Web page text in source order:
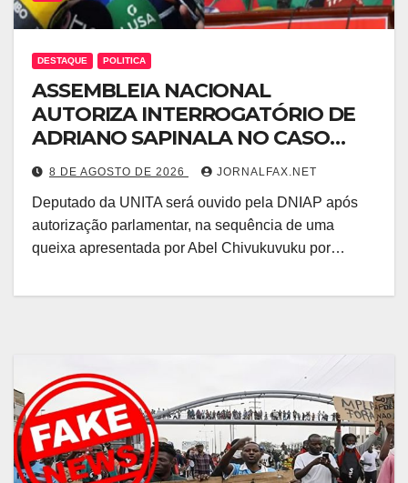
DESTAQUE POLITICA
ASSEMBLEIA NACIONAL
AUTORIZA INTERROGATÓRIO DE
ADRIANO SAPINALA NO CASO
“CAIXA TÉRMICA” E
CHIVUKUVUKU
8 DE AGOSTO DE 2026 JORNALFAX.NET
Deputado da UNITA será ouvido pela DNIAP após
autorização parlamentar, na sequência de uma
queixa apresentada por Abel Chivukuvuku por…